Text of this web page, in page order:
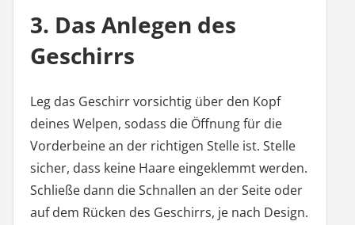
3. Das Anlegen des
Geschirrs
Leg das Geschirr vorsichtig über den Kopf
deines Welpen, sodass die Öffnung für die
Vorderbeine an der richtigen Stelle ist. Stelle
sicher, dass keine Haare eingeklemmt werden.
Schließe dann die Schnallen an der Seite oder
auf dem Rücken des Geschirrs, je nach Design.